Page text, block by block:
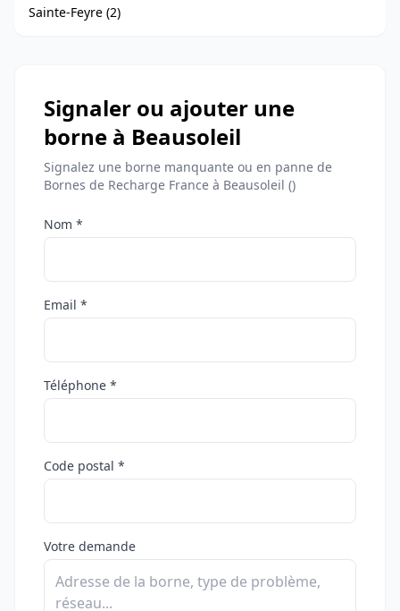
Sainte-Feyre (2)
Signaler ou ajouter une
borne à Beausoleil
Signalez une borne manquante ou en panne de
Bornes de Recharge France à Beausoleil ()
Nom *
Email *
Téléphone *
Code postal *
Votre demande